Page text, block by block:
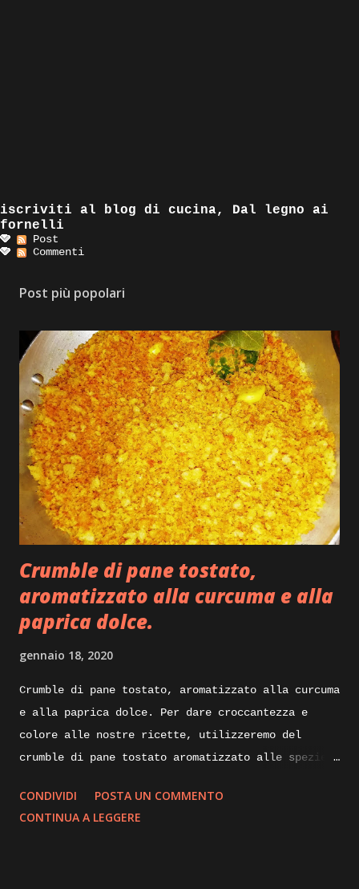
iscriviti al blog di cucina, Dal legno ai
fornelli
Post
Commenti
Post più popolari
Crumble di pane tostato,
aromatizzato alla curcuma e alla
paprica dolce.
gennaio 18, 2020
Crumble di pane tostato, aromatizzato alla curcuma
e alla paprica dolce. Per dare croccantezza e
colore alle nostre ricette, utilizzeremo del
crumble di pane tostato aromatizzato alle spezie.
impreziosire e dare croccantezza ai mie piatti.
Ingredienti: mollica di pane non troppo fresca un
CONDIVIDI
POSTA UN COMMENTO
CONTINUA A LEGGERE